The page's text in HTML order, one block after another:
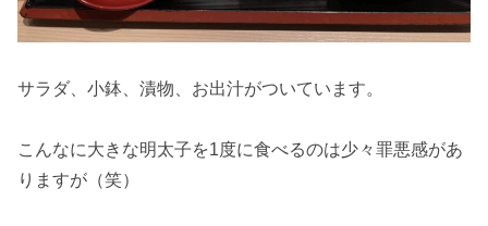
サラダ、小鉢、漬物、お出汁がついています。
こんなに大きな明太子を1度に食べるのは少々罪悪感があ
りますが（笑）